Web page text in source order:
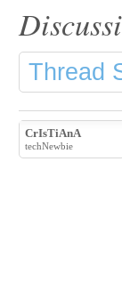
Thread
CrIsTiAnA
techNewbie